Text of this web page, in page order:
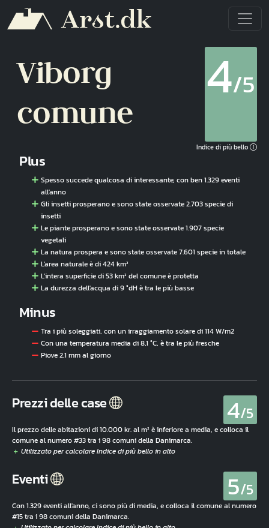
Viborg
comune
4/5
Indice di più bello
Plus
Spesso succede qualcosa di interessante, con ben 1.329 eventi
all'anno
Gli insetti prosperano e sono state osservate 2.703 specie di
insetti
Le piante prosperano e sono state osservate 1.907 specie
vegetali
La natura prospera e sono state osservate 7.601 specie in totale
L'area naturale è di 424 km²
L'intera superficie di 53 km² del comune è protetta
La durezza dell'acqua di 9 °dH è tra le più basse
Minus
Tra i più soleggiati, con un irraggiamento solare di 114 W/m2
Con una temperatura media di 8,1 °C, è tra le più fresche
Piove 2,1 mm al giorno
Prezzi delle case 4/5
Il prezzo delle abitazioni di 10.000 kr. al m² è inferiore a media, e colloca il
comune al numero #33 tra i 98 comuni della Danimarca.
Eventi 5/5
Con 1.329 eventi all'anno, ci sono più di media, e colloca il comune al numero
#15 tra i 98 comuni della Danimarca.